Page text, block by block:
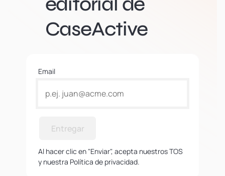
CaseActive
Email
Entregar
Al hacer clic en "Enviar", acepta nuestros TOS
y nuestra Política de privacidad.